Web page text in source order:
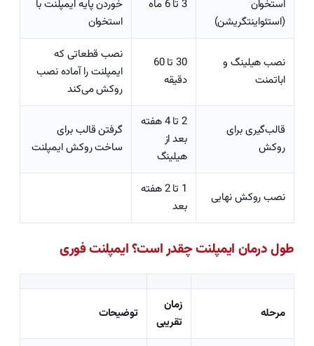
استخوان
(استئواینتگریشن)
3 تا 6 ماه
خوردن پایه ایمپلنت با
استخوان
نصب هیلینگ و
اباتمنت
30 تا 60
دقیقه
نصب قطعاتی که
ایمپلنت را آماده نصب
روکش می‌کند
قالب‌گیری برای
روکش
2 تا 4 هفته
بعد از
هیلینگ
گرفتن قالب برای
ساخت روکش ایمپلنت
نصب روکش نهایی
1 تا 2 هفته
بعد
طول درمان ایمپلنت چقدر است؟ ایمپلنت فوری
مرحله
زمان
تقریبی
توضیحات